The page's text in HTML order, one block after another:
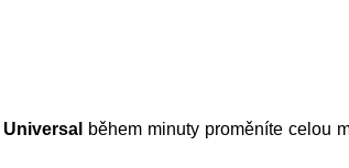
Universal
během minuty proměníte celou